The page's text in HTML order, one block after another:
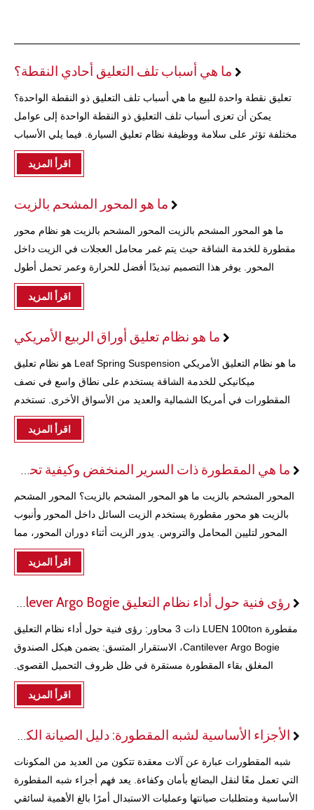
ما هي أسباب تلف التعليق أحادي النقطة؟
تعليق نقطة واحدة للبيع ما هي أسباب تلف التعليق ذو النقطة الواحدة؟
يمكن أن تعزى أسباب تلف التعليق ذو النقطة الواحدة إلى عوامل
مختلفة تؤثر على سلامة ووظيفة نظام تعليق السيارة. فيما يلي الأسباب
اقرأ المزيد
ما هو المحور المشحم بالزيت
ما هو المحور المشحم بالزيت المحور المشحم بالزيت هو نظام محور
مقطورة للخدمة الشاقة حيث يتم غمر محامل العجلات في الزيت داخل
المحور. يوفر هذا التصميم تبديدًا أفضل للحرارة وعمر تحمل أطول
مقارنةً بالمحاور التقليدية المعبأة بالشحوم. الأنواع الرئيسية وسعات
التحميل1. شائع
اقرأ المزيد
ما هو نظام تعليق أوراق الربيع الأمريكي
ما هو نظام التعليق الأمريكي Leaf Spring Suspension هو نظام تعليق
ميكانيكي للخدمة الشاقة يستخدم على نطاق واسع في نصف
المقطورات في أمريكا الشمالية والعديد من الأسواق الأخرى. تستخدم
نوابض ورقية فولاذية مكدسة (أو مكافئة) لامتصاص صدمات الطريق،
ودعم الأحمال الثقيلة، والحفاظ على المحاور
اقرأ المزيد
ما هي المقطورة ذات السرير المنخفض وكيفية تحميلها؟
المحور المشحم بالزيت ما هو المحور المشحم بالزيت؟ المحور المشحم
بالزيت هو محور مقطورة يستخدم الزيت السائل داخل المحور وأنبوب
المحور لتليين المحامل والتروس. يدور الزيت أثناء دوران المحور، مما
يخلق طبقة واقية تقلل الاحتكاك والحرارة والتآكل. وهذا يساعد المحور لا
اقرأ المزيد
رؤى فنية حول أداء نظام التعليق Cantilever Argo Bogie
مقطورة LUEN 100ton ذات 3 محاور: رؤى فنية حول أداء نظام التعليق
Cantilever Argo Bogie، الاستقرار المتسق: يضمن هيكل الصندوق
المغلق بقاء المقطورة مستقرة في ظل ظروف التحميل القصوى.
الصيانة المبسطة: تسمح نقاط التشحيم المدمجة بإجراء خدمة سهلة،
مما يقلل من خطر تعطل المكونات. كفاءة التكلفة: تحمي الهندسة
موثوقة: يؤدي التخلص من إزاحة الزنبرك الورقي الجانبي إلى تقليل
الحاجة إلى عمليات إعادة محاذاة المحور بشكل متكرر.
اقرأ المزيد
الأجزاء الأساسية لشبه المقطورة: دليل الصيانة الكامل الخاص بك
شبه المقطورات عبارة عن آلات معقدة تتكون من العديد من المكونات
التي تعمل معًا لنقل البضائع بأمان وكفاءة. يعد فهم أجزاء شبه المقطورة
الأساسية ومتطلبات صيانتها وعمليات الاستبدال أمرًا بالغ الأهمية لسائقي